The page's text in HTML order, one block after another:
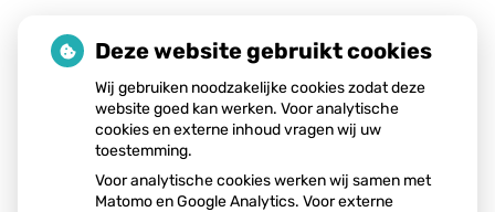
Lees het hele artikel op: Gezondheidsnet
Publicatiedatum:12-01-2026
Deze website gebruikt cookies
Wij gebruiken noodzakelijke cookies zodat deze
website goed kan werken. Voor analytische
cookies en externe inhoud vragen wij uw
toestemming.
Voor analytische cookies werken wij samen met
Matomo en Google Analytics. Voor externe